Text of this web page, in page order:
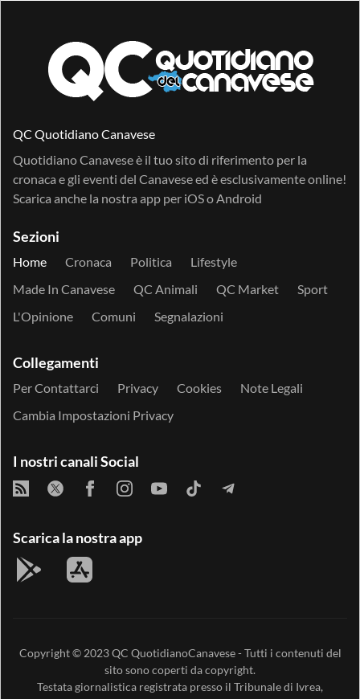
QC Quotidiano Canavese
Quotidiano Canavese è il tuo sito di riferimento per la
cronaca e gli eventi del Canavese ed è esclusivamente online!
Scarica anche la nostra app per iOSoAndroid
Sezioni
Home Cronaca Politica
Lifestyle
Made In Canavese
QC Animali QC Market
Sport
L'Opinione
Comuni Segnalazioni
Collegamenti
Per Contattarci Privacy Cookies
Note Legali
Cambia Impostazioni Privacy
I nostri canali Social
Scarica la nostra app
Copyright © 2023QC QuotidianoCanavese- Tutti i contenuti del
sito sono coperti da copyright.
Testata giornalistica registrata presso il Tribunale di Ivrea,